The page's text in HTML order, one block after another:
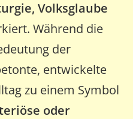
Volksglaube
Während die
der
entwickelte
zu einem Symbol
oder